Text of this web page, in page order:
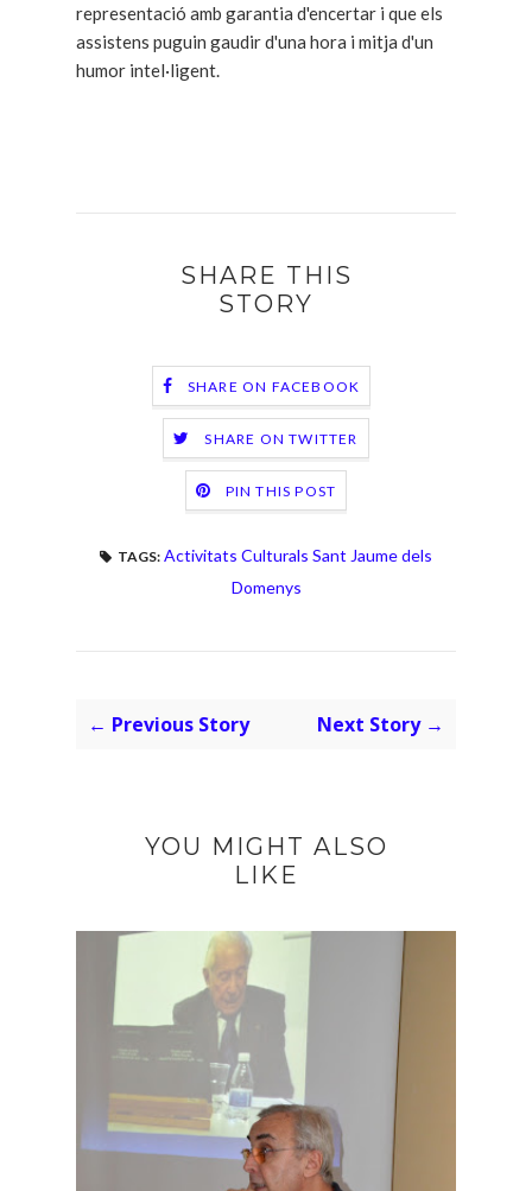
representació amb garantia d'encertar i que els
assistens puguin gaudir d'una hora i mitja d'un
humor intel·ligent.
SHARE THIS
STORY
SHARE ON FACEBOOK
SHARE ON TWITTER
PIN THIS POST
TAGS: Activitats Culturals Sant Jaume dels
Domenys
← Previous Story Next Story →
YOU MIGHT ALSO
LIKE